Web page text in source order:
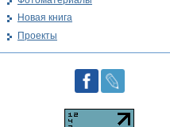
Новая книга
Проекты